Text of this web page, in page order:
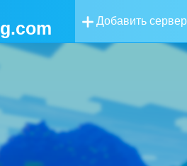
.com Добавить сервер